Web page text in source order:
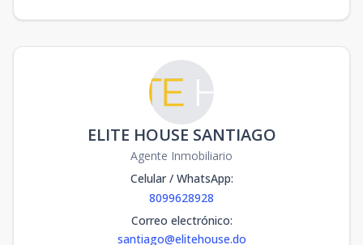
ELITE HOUSE SANTIAGO
Agente Inmobiliario
Celular / WhatsApp:
8099628928
Correo electrónico:
santiago@elitehouse.do